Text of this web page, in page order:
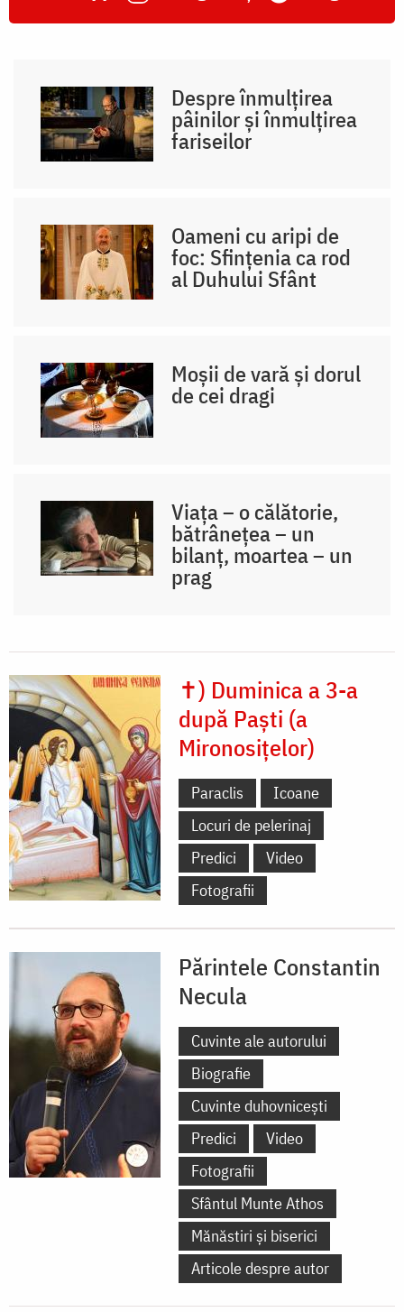
Despre înmulțirea
pâinilor și înmulțirea
fariseilor
Oameni cu aripi de
foc: Sfințenia ca rod
al Duhului Sfânt
Moșii de vară și dorul
de cei dragi
Viața – o călătorie,
bătrânețea – un
bilanț, moartea – un
prag
✝) Duminica a 3-a
după Paști (a
Mironosițelor)
Paraclis
Icoane
Locuri de pelerinaj
Predici
Video
Fotografii
Părintele Constantin
Necula
Cuvinte ale autorului
Biografie
Cuvinte duhovnicești
Predici
Video
Fotografii
Sfântul Munte Athos
Mănăstiri și biserici
Articole despre autor